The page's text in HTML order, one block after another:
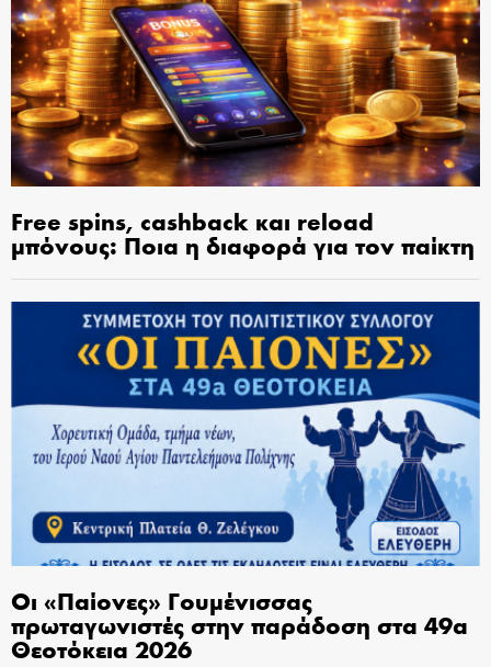
Free spins, cashback και reload
μπόνους: Ποια η διαφορά για τον παίκτη
Οι «Παίονες» Γουμένισσας
πρωταγωνιστές στην παράδοση στα 49α
Θεοτόκεια 2026